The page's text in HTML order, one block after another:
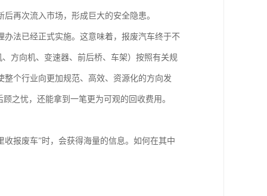
再次流入市场，形成巨大的安全隐患。
法已经正式实施。这意味着，报废汽车终于不
方向机、变速器、前后桥、车架）按照有关规
个行业向更加规范、高效、资源化的方向发
之忧，还能拿到一笔更为可观的回收费用。
收报废车”时，会获得海量的信息。如何在其中